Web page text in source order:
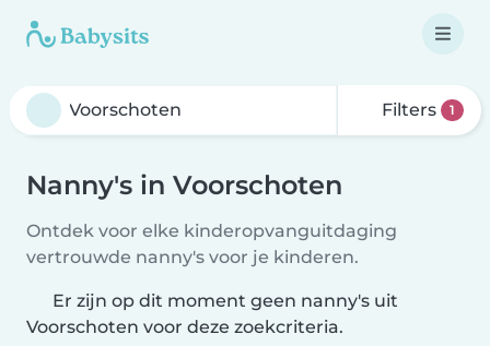
Filters 1
Nanny's in Voorschoten
Ontdek voor elke kinderopvanguitdaging
vertrouwde nanny's voor je kinderen.
Er zijn op dit moment geen nanny's uit
Voorschoten voor deze zoekcriteria.